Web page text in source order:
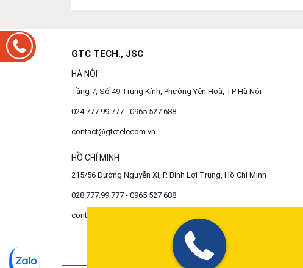
GTC TECH., JSC
HÀ NỘI
Tầng 7, Số 49 Trung Kính, Phường Yên Hoà, TP Hà Nội
024.777.99.777 - 0965 527 688
contact@gtctelecom.vn
HỒ CHÍ MINH
215/56 Đường Nguyễn Xí, P. Bình Lợi Trung, Hồ Chí Minh
028.777.99.777 - 0965 527 688
contact@gtctelecom.vn